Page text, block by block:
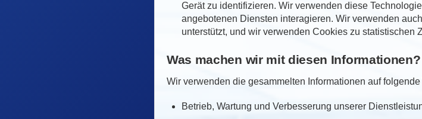
Gerät zu identifizieren. Wir verwenden diese
angebotenen Diensten interagieren. Wir verwenden
unterstützt, und wir verwenden Cookies zu
Was machen wir mit diesen Informationen?
Wir verwenden die gesammelten Informationen auf folgende
Betrieb, Wartung und Verbesserung unserer